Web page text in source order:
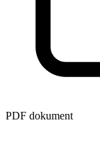
PDF dokument